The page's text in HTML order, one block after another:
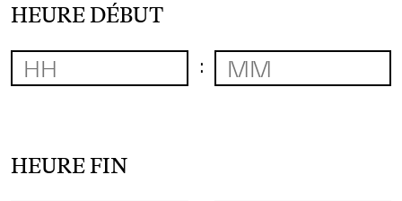
HEURE DÉBUT
:
HEURE FIN